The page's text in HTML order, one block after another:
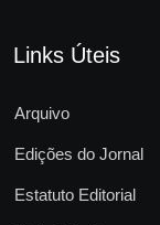
Links Úteis
Arquivo
Edições do Jornal
Estatuto Editorial